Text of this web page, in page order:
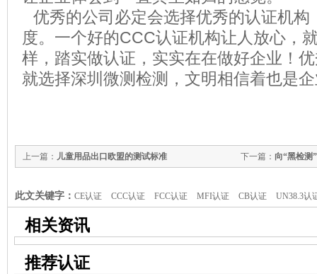
优秀的公司必定会选择优秀的认证机构
度。一个好的CCC认证机构让人放心，
样，踏实做认证，实实在在做好企业！
就选择深圳微测检测，文明相信着也是
下一篇： 向“黑检测
上一篇： 儿童用品出口欧盟的测试标准
此文关键字： CE认证 CCC认证 FCC认证 MFI认证 CB认证 UN38.3认
相关资讯
推荐认证